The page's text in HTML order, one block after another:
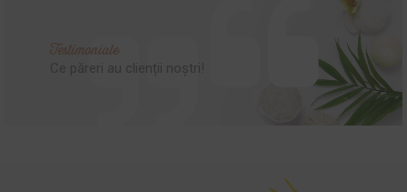
Testimoniale
Ce păreri au clienții noștri!